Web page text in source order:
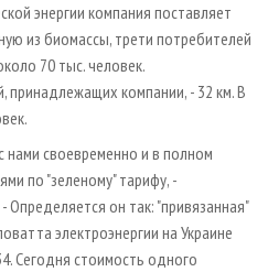
энергии компания поставляет
из биомассы, трети потребителей
70 тыс. человек.
принадлежащих компании, - 32 км. В
нами своевременно и в полном
по "зеленому" тарифу, -
Определяется он так: "привязанная"
электроэнергии на Украине
Сегодня стоимость одного